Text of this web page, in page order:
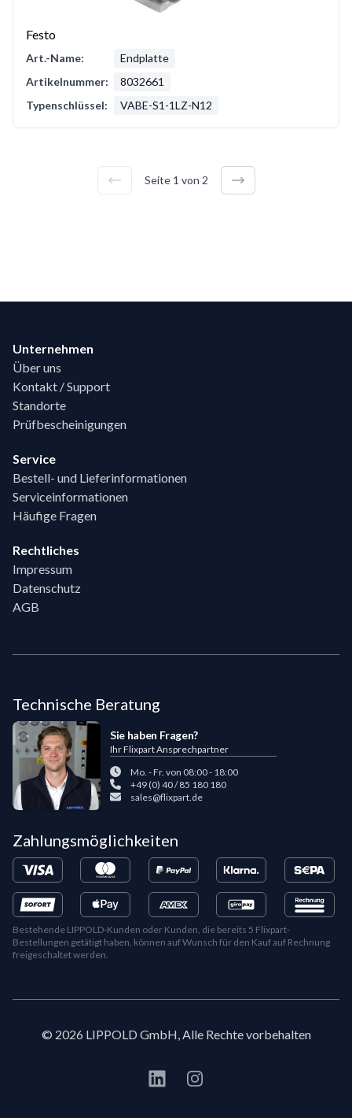
Festo
Art.-Name:
Endplatte
Artikelnummer:
8032661
Typenschlüssel:
VABE-S1-1LZ-N12
Seite 1 von 2
Unternehmen
Über uns
Kontakt / Support
Standorte
Prüfbescheinigungen
Service
Bestell- und Lieferinformationen
Serviceinformationen
Häufige Fragen
Rechtliches
Impressum
Datenschutz
AGB
Technische Beratung
Sie haben Fragen?
Ihr Flixpart Ansprechpartner
Mo. - Fr. von 08:00 - 18:00
+49 (0) 40 / 85 180 180
sales@flixpart.de
Zahlungsmöglichkeiten
Bestehende LIPPOLD-Kunden oder Kunden, die bereits 5 Flixpart-
Bestellungen getätigt haben, können auf Wunsch für den Kauf auf Rechnung
freigeschaltet werden.
© 2026 LIPPOLD GmbH, Alle Rechte vorbehalten
LinkedInInstagram